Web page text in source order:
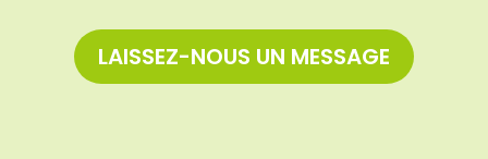
LAISSEZ-NOUS UN MESSAGE